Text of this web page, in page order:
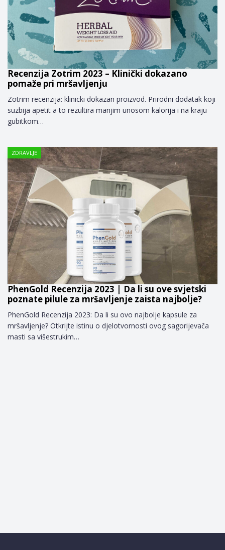
Recenzija Zotrim 2023 – Klinički dokazano
pomaže pri mršavljenju
Zotrim recenzija: klinicki dokazan proizvod. Prirodni dodatak koji
suzbija apetit a to rezultira manjim unosom kalorija i na kraju
gubitkom…
ZDRAVLJE
PhenGold Recenzija 2023 | Da li su ove svjetski
poznate pilule za mršavljenje zaista najbolje?
PhenGold Recenzija 2023: Da li su ovo najbolje kapsule za
mršavljenje? Otkrijte istinu o djelotvornosti ovog sagorijevača
masti sa višestrukim…